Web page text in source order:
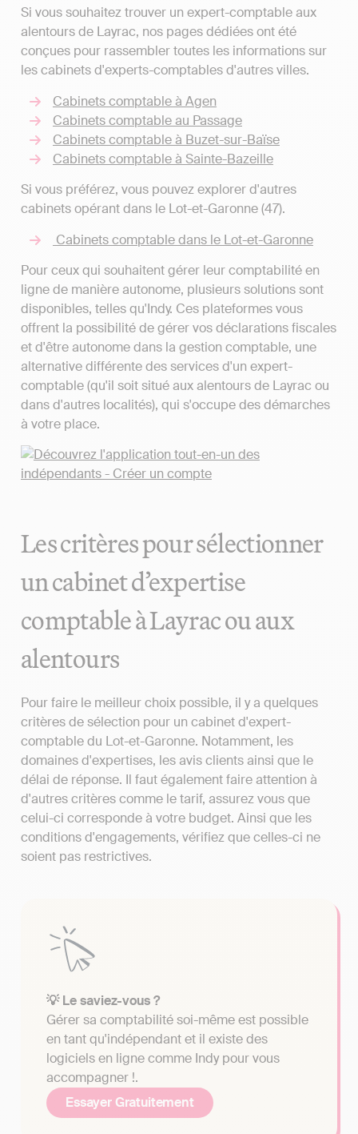
Si vous souhaitez trouver un expert-comptable aux
alentours de Layrac, nos pages dédiées ont été
conçues pour rassembler toutes les informations sur
les cabinets d'experts-comptables d'autres villes.
Cabinets comptable à Agen
Cabinets comptable au Passage
Cabinets comptable à Buzet-sur-Baïse
Cabinets comptable à Sainte-Bazeille
Si vous préférez, vous pouvez explorer d'autres
cabinets opérant dans le Lot-et-Garonne (47).
Cabinets comptable dans le Lot-et-Garonne
Pour ceux qui souhaitent gérer leur comptabilité en
ligne de manière autonome, plusieurs solutions sont
disponibles, telles qu'Indy. Ces plateformes vous
offrent la possibilité de gérer vos déclarations fiscales
et d'être autonome dans la gestion comptable, une
alternative différente des services d'un expert-
comptable (qu'il soit situé aux alentours de Layrac ou
dans d'autres localités), qui s'occupe des démarches
à votre place.
Les critères pour sélectionner
un cabinet d’expertise
comptable à Layrac ou aux
alentours
Pour faire le meilleur choix possible, il y a quelques
critères de sélection pour un cabinet d'expert-
comptable du Lot-et-Garonne. Notamment, les
domaines d'expertises, les avis clients ainsi que le
délai de réponse. Il faut également faire attention à
d'autres critères comme le tarif, assurez vous que
celui-ci corresponde à votre budget. Ainsi que les
conditions d'engagements, vérifiez que celles-ci ne
soient pas restrictives.
💡 Le saviez-vous ?
Gérer sa comptabilité soi-même est possible
en tant qu'indépendant et il existe des
logiciels en ligne comme Indy pour vous
accompagner !.
Essayer Gratuitement